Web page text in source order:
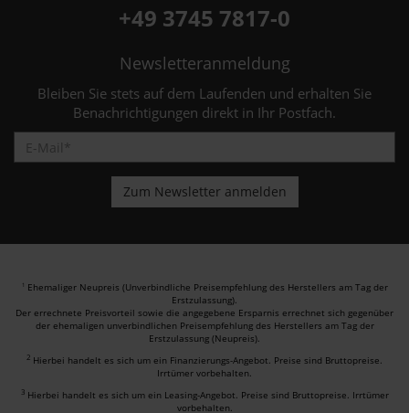
+49 3745 7817-0
Newsletteranmeldung
Bleiben Sie stets auf dem Laufenden und erhalten Sie
Benachrichtigungen direkt in Ihr Postfach.
1 Ehemaliger Neupreis (Unverbindliche Preisempfehlung des Herstellers am Tag der
Erstzulassung).
Der errechnete Preisvorteil sowie die angegebene Ersparnis errechnet sich gegenüber
der ehemaligen unverbindlichen Preisempfehlung des Herstellers am Tag der
Erstzulassung (Neupreis).
2 Hierbei handelt es sich um ein Finanzierungs-Angebot. Preise sind Bruttopreise.
Irrtümer vorbehalten.
3 Hierbei handelt es sich um ein Leasing-Angebot. Preise sind Bruttopreise. Irrtümer
vorbehalten.